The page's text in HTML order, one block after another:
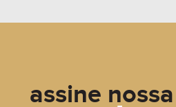
assine nossa